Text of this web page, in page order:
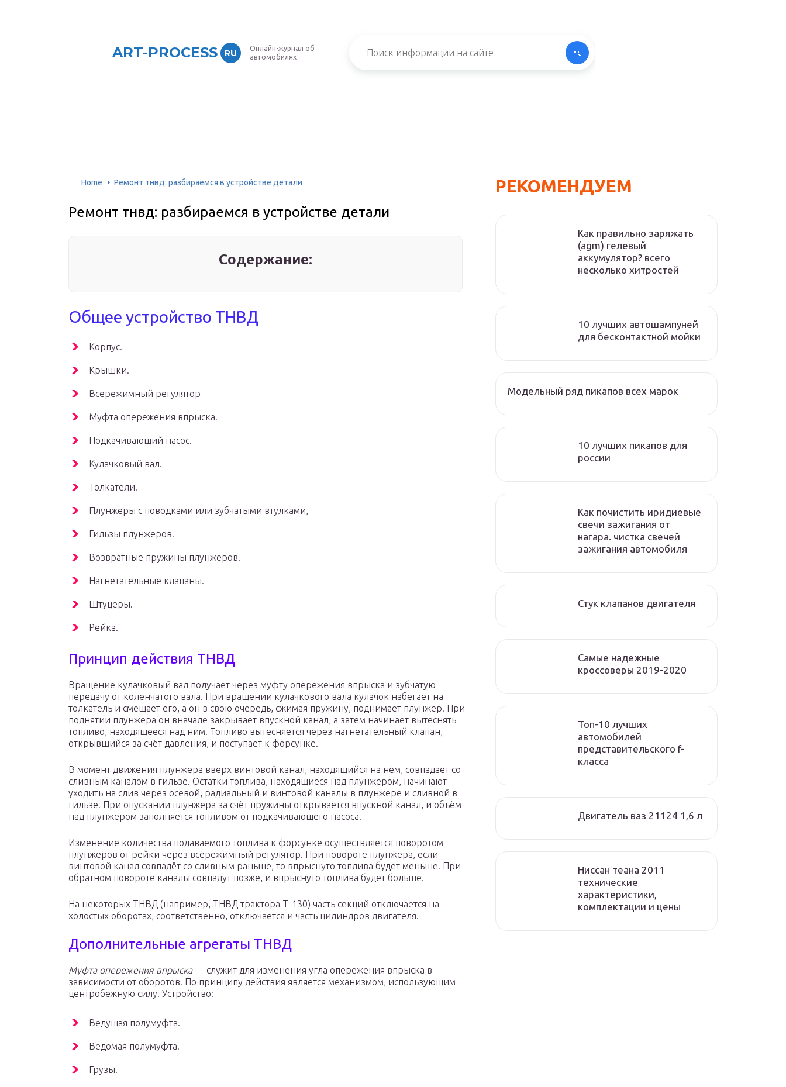
ART-PROCESS RU
Онлайн-журнал об
автомобилях
Home Ремонт тнвд: разбираемся в устройстве детали
Ремонт тнвд: разбираемся в устройстве детали
Содержание:
Общее устройство ТНВД
Корпус.
Крышки.
Всережимный регулятор
Муфта опережения впрыска.
Подкачивающий насос.
Кулачковый вал.
Толкатели.
Плунжеры с поводками или зубчатыми втулками,
Гильзы плунжеров.
Возвратные пружины плунжеров.
Нагнетательные клапаны.
Штуцеры.
Рейка.
Принцип действия ТНВД
Вращение кулачковый вал получает через муфту опережения впрыска и зубчатую
передачу от коленчатого вала. При вращении кулачкового вала кулачок набегает на
толкатель и смещает его, а он в свою очередь, сжимая пружину, поднимает плунжер. При
поднятии плунжера он вначале закрывает впускной канал, а затем начинает вытеснять
топливо, находящееся над ним. Топливо вытесняется через нагнетательный клапан,
открывшийся за счёт давления, и поступает к форсунке.
В момент движения плунжера вверх винтовой канал, находящийся на нём, совпадает со
сливным каналом в гильзе. Остатки топлива, находящиеся над плунжером, начинают
уходить на слив через осевой, радиальный и винтовой каналы в плунжере и сливной в
гильзе. При опускании плунжера за счёт пружины открывается впускной канал, и объём
над плунжером заполняется топливом от подкачивающего насоса.
Изменение количества подаваемого топлива к форсунке осуществляется поворотом
плунжеров от рейки через всережимный регулятор. При повороте плунжера, если
винтовой канал совпадёт со сливным раньше, то впрыснуто топлива будет меньше. При
обратном повороте каналы совпадут позже, и впрыснуто топлива будет больше.
На некоторых ТНВД (например, ТНВД трактора Т-130) часть секций отключается на
холостых оборотах, соответственно, отключается и часть цилиндров двигателя.
Дополнительные агрегаты ТНВД
Муфта опережения впрыска— служит для изменения угла опережения впрыска в
зависимости от оборотов. По принципу действия является механизмом, использующим
центробежную силу. Устройство:
Ведущая полумуфта.
Ведомая полумуфта.
Грузы.
РЕКОМЕНДУЕМ
Как правильно заряжать
(agm) гелевый
аккумулятор? всего
несколько хитростей
10 лучших автошампуней
для бесконтактной мойки
Модельный ряд пикапов всех марок
10 лучших пикапов для
россии
Как почистить иридиевые
свечи зажигания от
нагара. чистка свечей
зажигания автомобиля
Стук клапанов двигателя
Самые надежные
кроссоверы 2019-2020
Топ-10 лучших
автомобилей
представительского f-
класса
Двигатель ваз 21124 1,6 л
Ниссан теана 2011
технические
характеристики,
комплектации и цены